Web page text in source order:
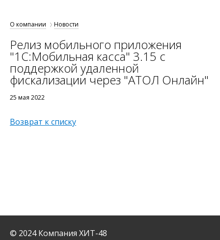
О компании Новости
Релиз мобильного приложения
"1С:Мобильная касса" 3.15 с
поддержкой удаленной
фискализации через "АТОЛ Онлайн"
25 мая 2022
Возврат к списку
© 2024 Компания ХИТ-48